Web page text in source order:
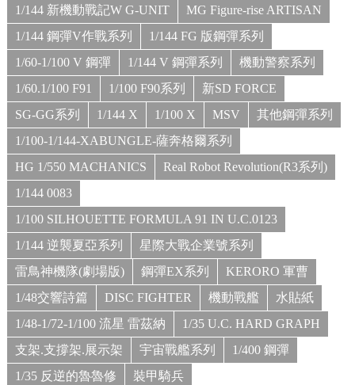
1/144 新機動戰記W G-UNIT
MG Figure-rise ARTISAN
1/144 鋼彈V作戰系列
1/144 FG 版鋼彈系列
1/60-1/100 V 鋼彈
1/144 V 鋼彈系列
機動警察系列
1/60.1/100 F91
1/100 F90系列
新SD FORCE
SG-GG系列
1/144 X 1/100 X MSV
其他鋼彈系列
1/100-1/144-XABUNGLE-薩奔格爾系列
HG 1/550 MACHANICS
Real Robot Revolution(R3系列)
1/144 0083
1/100 SILHOUETTE FORMULA 91 IN U.C.0123
1/144 逆襲夏亞系列
星際大戰企業號系列
雷鳥神機隊(劇場版)
鋼彈EX系列
KERORO 軍曹
1/48交響詩篇
DISC FIGHTER 機動戰艦
水貼紙
1/48-1/72-1/100 流星 雷茲納
1/35 U.C. HARD GRAPH
支架.支撐架.展示架
宇宙戰艦系列
1/400 鋼彈
1/35 反逆的魯魯修
裝甲騎兵